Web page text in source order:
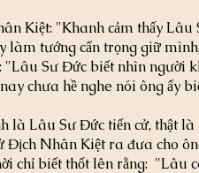
Kiệt: "Khanh cảm thấy Lâu
tướng cẩn trọng giữ
"Lâu Sư Đức biết nhìn người
chưa hề nghe nói ông ấy
là Lâu Sư Đức tiến cử, thật
Địch Nhân Kiệt ra đưa cho
chỉ biết thốt lên rằng:  "Lâu